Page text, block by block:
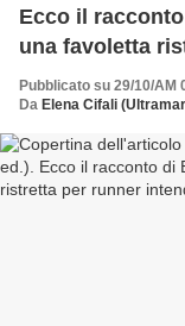
Ecco il
una favoletta
Pubblicato su 29/10/AM
Da Elena Cifali